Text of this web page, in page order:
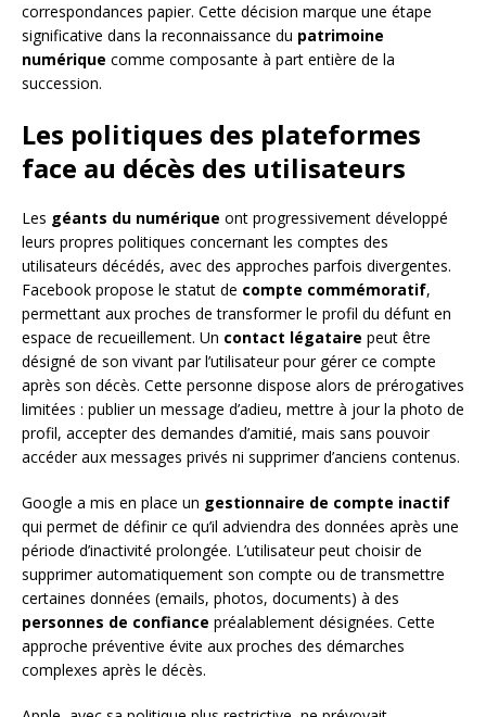
correspondances papier. Cette décision marque une étape
significative dans la reconnaissance du patrimoine
numérique comme composante à part entière de la
succession.
Les politiques des plateformes
face au décès des utilisateurs
Les géants du numérique ont progressivement développé
leurs propres politiques concernant les comptes des
utilisateurs décédés, avec des approches parfois divergentes.
Facebook propose le statut de compte commémoratif,
permettant aux proches de transformer le profil du défunt en
espace de recueillement. Un contact légataire peut être
désigné de son vivant par l’utilisateur pour gérer ce compte
après son décès. Cette personne dispose alors de prérogatives
limitées : publier un message d’adieu, mettre à jour la photo de
profil, accepter des demandes d’amitié, mais sans pouvoir
accéder aux messages privés ni supprimer d’anciens contenus.
Google a mis en place un gestionnaire de compte inactif
qui permet de définir ce qu’il adviendra des données après une
période d’inactivité prolongée. L’utilisateur peut choisir de
supprimer automatiquement son compte ou de transmettre
certaines données (emails, photos, documents) à des
personnes de confiance préalablement désignées. Cette
approche préventive évite aux proches des démarches
complexes après le décès.